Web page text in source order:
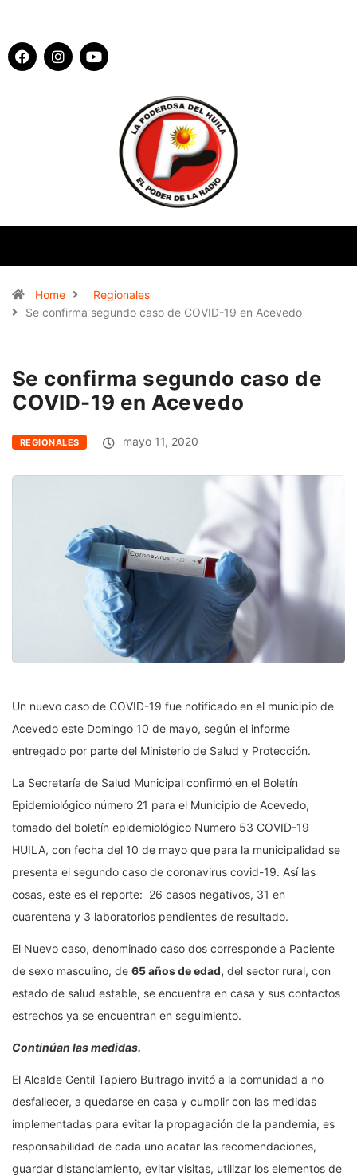
Home
Regionales
Se confirma segundo caso de COVID-19 en Acevedo
Se confirma segundo caso de
COVID-19 en Acevedo
REGIONALES mayo 11, 2020
Un nuevo caso de COVID-19 fue notificado en el municipio de
Acevedo este Domingo 10 de mayo, según el informe
entregado por parte del Ministerio de Salud y Protección.
La Secretaría de Salud Municipal confirmó en el Boletín
Epidemiológico número 21 para el Municipio de Acevedo,
tomado del boletín epidemiológico Numero 53 COVID-19
HUILA, con fecha del 10 de mayo que para la municipalidad se
presenta el segundo caso de coronavirus covid-19. Así las
cosas, este es el reporte: 26 casos negativos, 31 en
cuarentena y 3 laboratorios pendientes de resultado.
El Nuevo caso, denominado caso dos corresponde a Paciente
de sexo masculino, de 65 años de edad, del sector rural, con
estado de salud estable, se encuentra en casa y sus contactos
estrechos ya se encuentran en seguimiento.
Continúan las medidas.
El Alcalde Gentil Tapiero Buitrago invitó a la comunidad a no
desfallecer, a quedarse en casa y cumplir con las medidas
implementadas para evitar la propagación de la pandemia, es
responsabilidad de cada uno acatar las recomendaciones,
guardar distanciamiento, evitar visitas, utilizar los elementos de